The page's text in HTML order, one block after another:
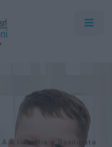
Puglia e Basilicata